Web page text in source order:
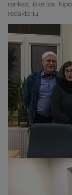
rankas; iškeltos
redaktorių.